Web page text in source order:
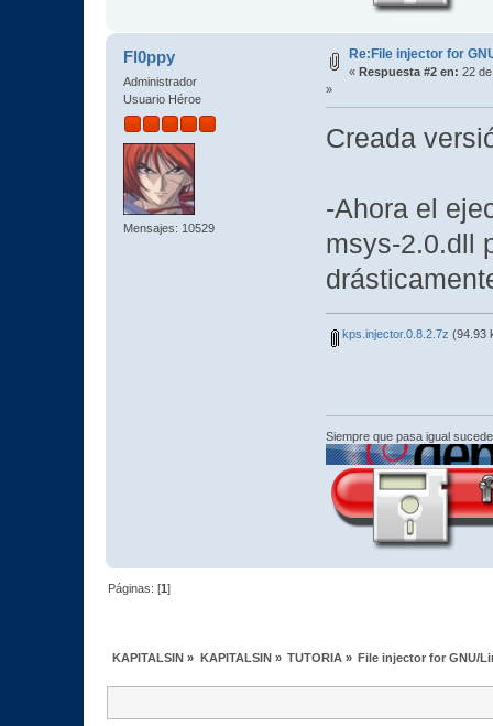
Fl0ppy
Administrador
Usuario Héroe
Mensajes: 10529
Re:File injector for
« Respuesta #2 en: 22
»
Creada
-Ahora el
msys-2.0.dll
kps.injector.0.8.2.7z (94.93
Siempre que pasa igual
Páginas: [1]
KAPITALSIN » KAPITALSIN » TUTORIA» File injector for GNU/